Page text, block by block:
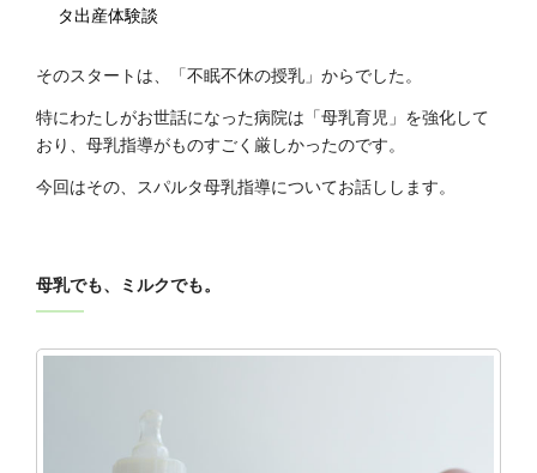
タ出産体験談
そのスタートは、「不眠不休の授乳」からでした。
特にわたしがお世話になった病院は「母乳育児」を強化して
おり、母乳指導がものすごく厳しかったのです。
今回はその、スパルタ母乳指導についてお話しします。
母乳でも、ミルクでも。